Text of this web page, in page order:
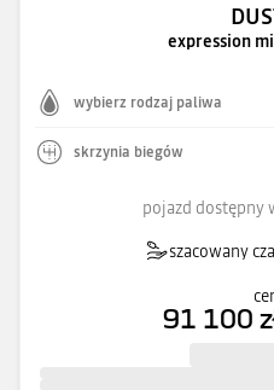
expression
wybierz rodzaj paliwa
skrzynia biegów
pojazd dostępny
szacowany
91 100